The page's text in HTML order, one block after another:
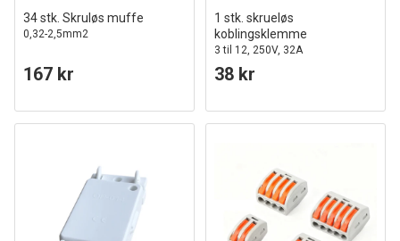
34 stk. Skruløs muffe
0,32-2,5mm2
167 kr
1 stk. skrueløs
koblingsklemme
3 til 12, 250V, 32A
38 kr